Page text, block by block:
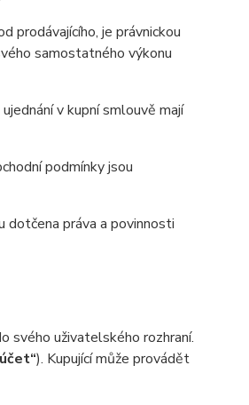
prodávajícího, je právnickou
samostatného výkonu
v kupní smlouvě mají
podmínky jsou
práva a povinnosti
uživatelského rozhraní.
). Kupující může provádět